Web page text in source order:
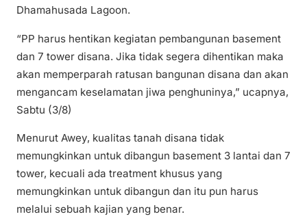
Dhamahusada Lagoon.
“PP harus hentikan kegiatan pembangunan basement
dan 7 tower disana. Jika tidak segera dihentikan maka
akan memperparah ratusan bangunan disana dan akan
mengancam keselamatan jiwa penghuninya,” ucapnya,
Sabtu (3/8)
Menurut Awey, kualitas tanah disana tidak
memungkinkan untuk dibangun basement 3 lantai dan 7
tower, kecuali ada treatment khusus yang
memungkinkan untuk dibangun dan itu pun harus
melalui sebuah kajian yang benar.